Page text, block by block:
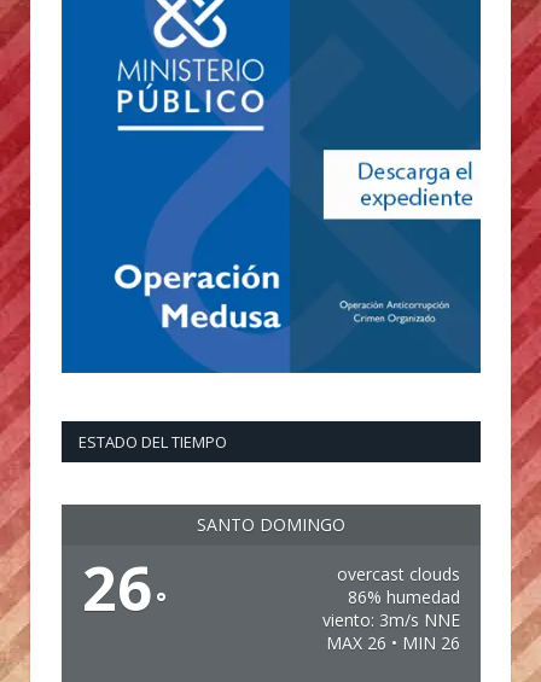
ESTADO DEL TIEMPO
SANTO DOMINGO
26°
overcast clouds
86% humedad
viento: 3m/s NNE
MAX 26 • MIN 26